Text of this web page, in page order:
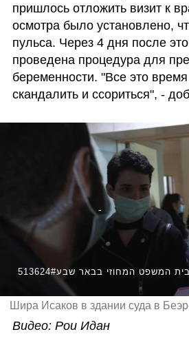
пришлось отложить визит к
осмотра было установлено,
пульса. Через 4 дня после
проведена процедура для
беременности. "Все это
скандалить и ссориться", -
Шира Исаков в здании суда в
Видео: Рои Идан